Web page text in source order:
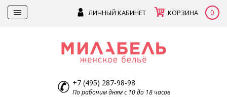
ЛИЧНЫЙ КАБИНЕТ КОРЗИНА 0
+7 (495) 287-98-98
По рабочим дням с 10 до 18 часов